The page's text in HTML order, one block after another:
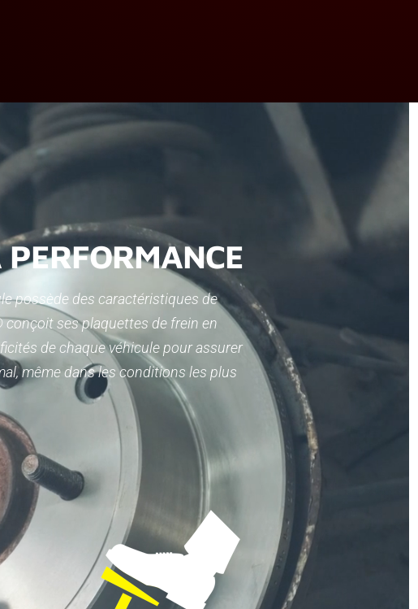
possède des caractéristiques de
conçoit ses plaquettes de frein en
de chaque véhicule pour assurer
même dans les conditions les plus